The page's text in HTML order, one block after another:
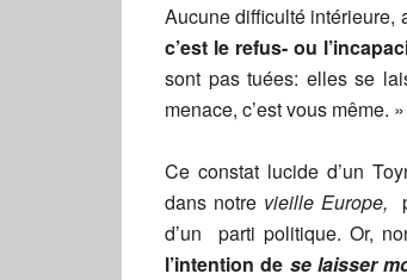
Aucune difficulté intérieure,
c’est le refus- ou
sont pas tuées: elles se
menace, c’est vous même. »
Ce constat lucide d’un
dans notre vieille Europe,
d’un parti politique. Or,
l’intention de se laisser